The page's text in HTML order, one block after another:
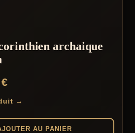
archaique
€
→
AU PANIER